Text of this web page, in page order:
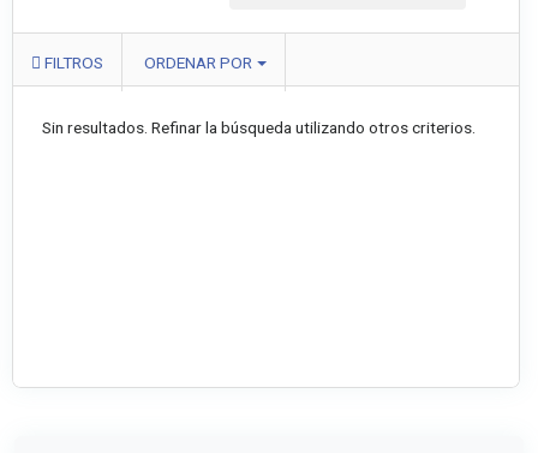
FILTROS ORDENAR POR
Sin resultados. Refinar la búsqueda utilizando otros criterios.